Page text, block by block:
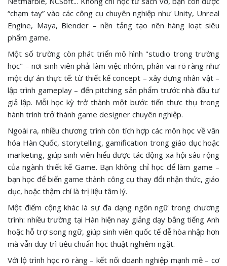
“chạm tay” vào các công cụ chuyên nghiệp như Unity, Unreal
Engine, Maya, Blender – nền tảng tạo nên hàng loạt siêu
phẩm game.
Một số trường còn phát triển mô hình "studio trong trường
học" – nơi sinh viên phải làm việc nhóm, phân vai rõ ràng như
một dự án thực tế: từ thiết kế concept – xây dựng nhân vật –
lập trình gameplay – đến pitching sản phẩm trước nhà đầu tư
giả lập. Mỗi học kỳ trở thành một bước tiến thực thụ trong
hành trình trở thành game designer chuyên nghiệp.
Ngoài ra, nhiều chương trình còn tích hợp các môn học về văn
hóa Hàn Quốc, storytelling, gamification trong giáo dục hoặc
marketing, giúp sinh viên hiểu được tác động xã hội sâu rộng
của ngành thiết kế Game. Bạn không chỉ học để làm game –
bạn học để biến game thành công cụ thay đổi nhận thức, giáo
dục, hoặc thậm chí là trị liệu tâm lý.
Một điểm cộng khác là sự đa dạng ngôn ngữ trong chương
trình: nhiều trường tại Hàn hiện nay giảng dạy bằng tiếng Anh
hoặc hỗ trợ song ngữ, giúp sinh viên quốc tế dễ hòa nhập hơn
mà vẫn duy trì tiêu chuẩn học thuật nghiêm ngặt.
Với lộ trình học rõ ràng – kết nối doanh nghiệp mạnh mẽ – cơ